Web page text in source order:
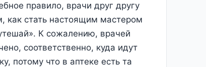
правило, врачи друг другу
как стать настоящим мастером
К сожалению, врачей
соответственно, куда идут
потому что в аптеке есть та